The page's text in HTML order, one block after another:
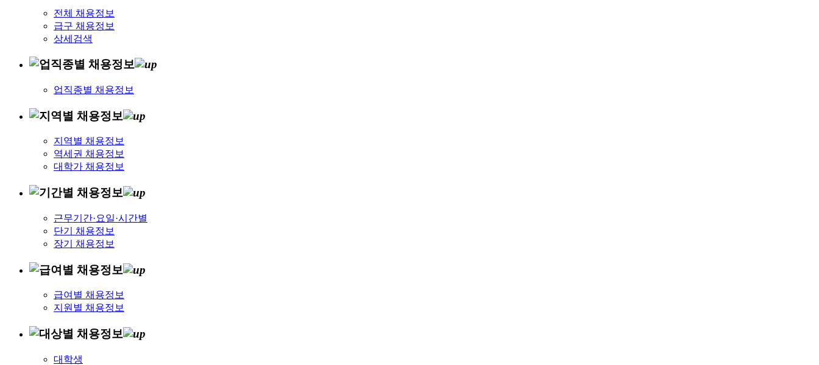
전체 채용정보
급구 채용정보
상세검색
업직종별 채용정보
지역별 채용정보
역세권 채용정보
대학가 채용정보
근무기간·요일·시간별
단기 채용정보
장기 채용정보
급여별 채용정보
지원별 채용정보
대학생